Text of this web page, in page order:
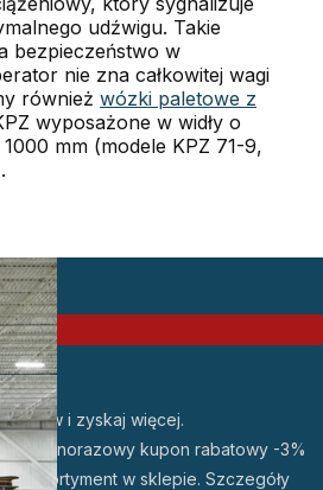
udźwigu. Takie
bezpieczeństwo w
nie zna całkowitej wagi
również wózki paletowe z
wyposażone w widły o
mm (modele KPZ 71-9,
i zyskaj więcej.
jednorazowy kupon rabatowy -3%
asortyment w sklepie. Szczegóły